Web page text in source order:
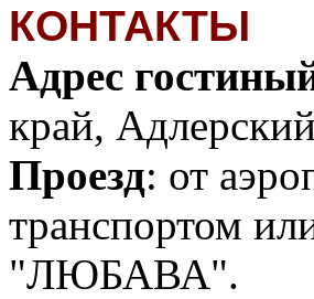
КОНТАКТЫ
Адрес
край,
Проезд: от
транспортом
"ЛЮБАВА".